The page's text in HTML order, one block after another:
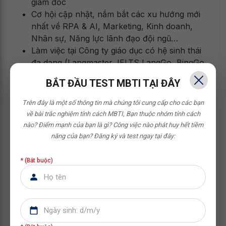
giám đốc
Cơ hội cập nhật, nắm bắt các xu hướng mới
nhất về RPA & AI, Marketing, Kinh doanh,
Nhân sự, Năng lực lãnh đạo đội ngũ…
Làm việc tại Công ty giáo dục có hệ sinh thái
đa dạng (Langmaster, IELTS LangGo, BingGo
Leaders, Trường Doanh nhân HBR) Top đầu
tại Việt Nam.
Được sử dụng Miễn phí THƯ VIỆN SÁCH về
kỹ năng chuyên môn, kỹ năng quản lý, kỹ
năng sống,…
Gói đào tạo phát triển năng lực tổng trị giá lên
tới 100tr/năm từ các khóa đào tạo chuyên
sâu(Kinh doanh - Marketing - Nhân sự - Lãnh
đạo) của Trường doanh nhân HBR và Gói
chính sách đào tạo bên ngoài)
BẮT ĐẦU TEST MBTI TẠI ĐÂY
Trên đây là một số thông tin mà chúng tôi cung cấp cho các bạn
về bài trắc nghiệm tính cách MBTI, Bạn thuộc nhóm tính cách
nào? Điểm mạnh của bạn là gì? Công việc nào phát huy hết tiềm
năng của bạn?Đăng ký và test ngay tại đây:
* (Bắt buộc)